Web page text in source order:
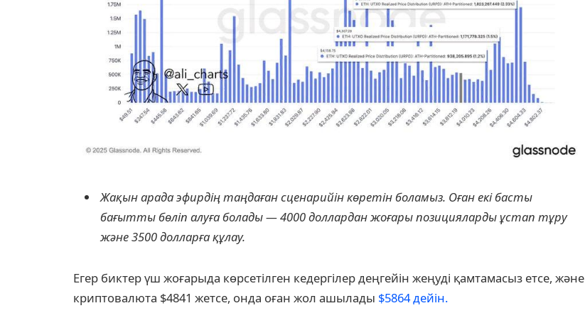
Жақын арада эфирдің таңдаған сценарийін көретін боламыз. Оған екі басты
бағытты бөліп алуға болады — 4000 доллардан жоғары позицияларды ұстап тұру
және 3500 долларға құлау.
Егер биктер үш жоғарыда көрсетілген кедергілер деңгейін жеңуді қамтамасыз етсе, және
криптовалюта $4841 жетсе, онда оған жол ашылады $5864 дейін.